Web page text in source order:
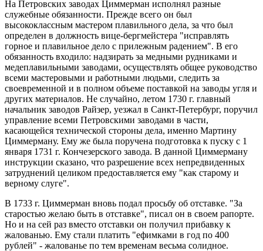
На Петровских заводах Циммерман исполнял разные
служебные обязанности. Прежде всего он был
высококлассным мастером плавильного дела, за что был
определен в должность вице-бергмейстера "исправлять
горное и плавильное дело с прилежным радением". В его
обязанность входило: надзирать за медными рудниками и
медеплавильными заводами, осуществлять общее руководство
всеми мастеровыми и работными людьми, следить за
своевременной и в полном объеме поставкой на заводы угля и
других материалов. Не случайно, летом 1730 г. главный
начальник заводов Райзер, уезжал в Санкт-Петербург, поручил
управление всеми Петровскими заводами в части,
касающейся технической стороны дела, именно Мартину
Циммерману. Ему же была поручена подготовка к пуску с 1
января 1731 г. Кончезерского завода. В данной Циммерману
инструкции сказано, что разрешение всех непредвиденных
затруднений целиком предоставляется ему "как старому и
верному слуге".
В 1733 г. Циммерман вновь подал просьбу об отставке. "За
старостью желаю быть в отставке", писал он в своем рапорте.
Но и на сей раз вместо отставки он получил прибавку к
жалованью. Ему стали платить "ефимками в год по 400
рублей" - жалованье по тем временам весьма солидное.